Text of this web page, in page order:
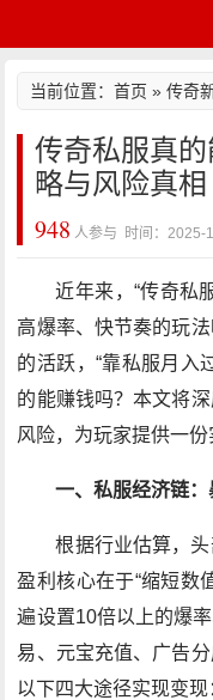
当前位置：首页 »传奇
传奇私服真
略与风险真相
948 人参与 时间：2025-
近年来，“传奇私
高爆率、快节奏的玩
的活跃，“靠私服月入
的能赚钱吗？本文将
风险，为玩家提供一份
一、私服经济链
根据行业估算，
盈利核心在于“缩短数
遍设置10倍以上的爆
易、元宝充值、广告
以下四大途径实现变现